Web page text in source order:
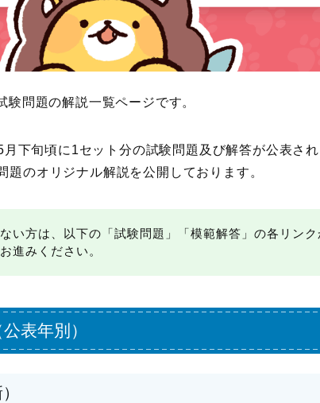
問題の解説一覧ページです。
下旬頃に1セット分の試験問題及び解答が公表さ
題のオリジナル解説を公開しております。
い方は、以下の「試験問題」「模範解答」の各リンク
進みください。
表年別）